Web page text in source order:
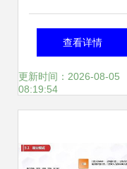
行策划职业技能等
级证书线上说明会
查看详情
更新时间：2026-08-05
08:19:54